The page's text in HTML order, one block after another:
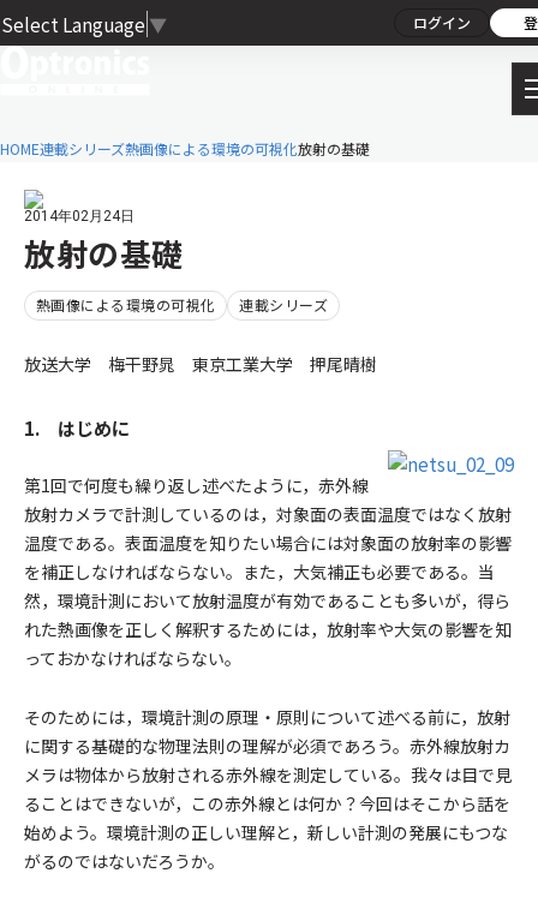
Select Language ▼ ログイン
HOME連載シリーズ熱画像による環境の可視化放射の基礎
2014年02月24日
放射の基礎
熱画像による環境の可視化 連載シリーズ
放送大学 梅干野晁 東京工業大学 押尾晴樹
1. はじめに
第1回で何度も繰り返し述べたように，赤外線
放射カメラで計測しているのは，対象面の表面温度ではなく放射
温度である。表面温度を知りたい場合には対象面の放射率の影響
を補正しなければならない。また，大気補正も必要である。当
然，環境計測において放射温度が有効であることも多いが，得ら
れた熱画像を正しく解釈するためには，放射率や大気の影響を知
っておかなければならない。
そのためには，環境計測の原理・原則について述べる前に，放射
に関する基礎的な物理法則の理解が必須であろう。赤外線放射カ
メラは物体から放射される赤外線を測定している。我々は目で見
ることはできないが，この赤外線とは何か？今回はそこから話を
始めよう。環境計測の正しい理解と，新しい計測の発展にもつな
がるのではないだろうか。